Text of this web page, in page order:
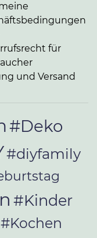
für
und Versand
#Deko
#diyfamily
#Kinder
#Kochen